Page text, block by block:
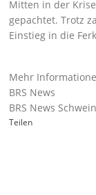
Mitten in der
gepachtet. Trotz
Einstieg in die
Mehr
BRS News
BRS News Schwein
Teilen